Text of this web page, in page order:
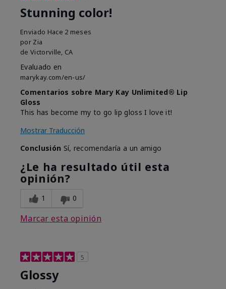
Stunning color!
Enviado Hace 2 meses
por Zia
de Victorville, CA
Evaluado en
marykay.com/en-us/
Comentarios sobre Mary Kay Unlimited® Lip
Gloss
This has become my to go lip gloss I love it!
Mostrar Traducción
Conclusión Sí, recomendaría a un amigo
¿Le ha resultado útil esta
opinión?
1 0
Marcar esta opinión
5
Glossy